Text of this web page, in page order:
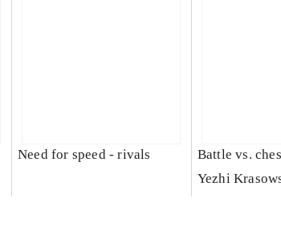
Need for speed - rivals
Battle vs.
Yezhi